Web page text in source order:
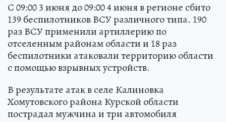
С 09:00 3 июня до 09:00 4 июня в регионе сбито
139 беспилотников ВСУ различного типа. 190
раз ВСУ применили артиллерию по
отселенным районам области и 18 раз
беспилотники атаковали территорию области
с помощью взрывных устройств.
В результате атак в селе Калиновка
Хомутовского района Курской области
пострадал мужчина и три автомобиля